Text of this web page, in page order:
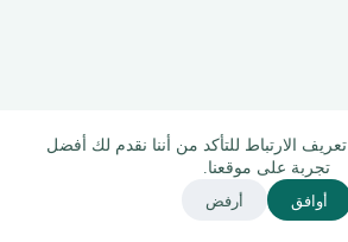
الارتباط للتأكد من أننا نقدم لك أفضل
تجربة على موقعنا.
أوافق أرفض